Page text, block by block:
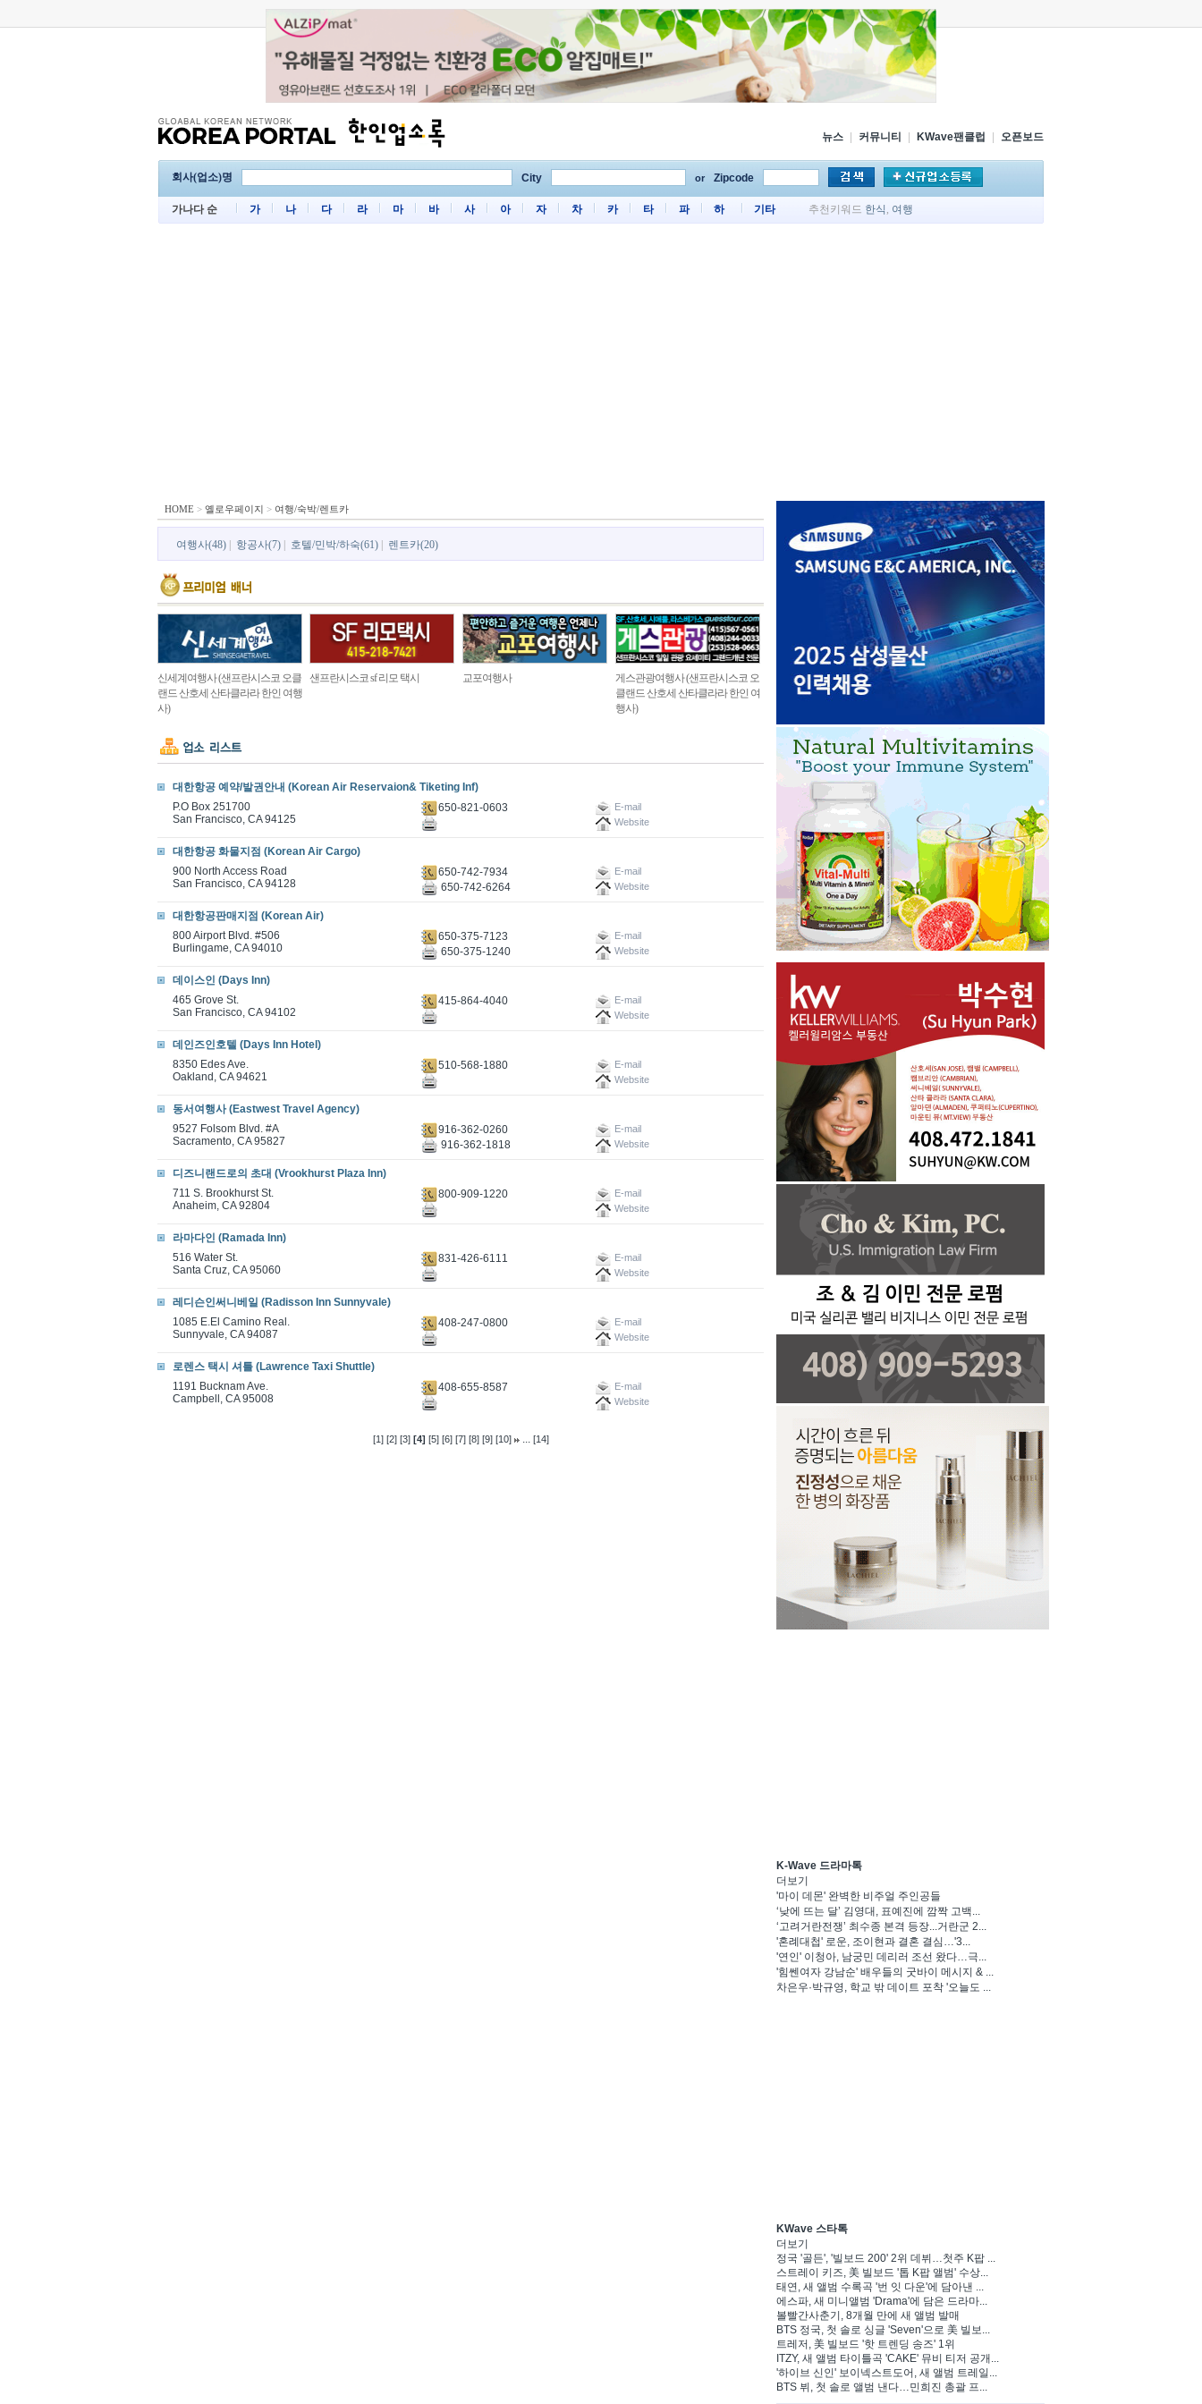
뉴스 커뮤니티 KWave팬클럽 오픈보드
회사(업소)명 City or Zipcode
가나다 순 가 나 다 라 마 바 사 아 자 차 카 타 파 하 기타 추천키워드 한식 , 여행
HOME > 옐로우페이지 > 여행/숙박/렌트카
여행사(48) 항공사(7) 호텔/민박/하숙(61) 렌트카(20)
신세계여행사 (샌프란시스코 오클
랜드 산호세 산타클라라 한인 여행
사)
샌프란시스코 sf 리모 택시 교포여행사
게스관광여행사 (샌프란시스코 오
클랜드 산호세 산타클라라 한인 여
행사)
대한항공 예약/발권안내 (Korean Air Reservaion& Tiketing Inf)
P.O Box 251700
San Francisco, CA 94125
650-821-0603
E-mail
Website
대한항공 화물지점 (Korean Air Cargo)
900 North Access Road
San Francisco, CA 94128
650-742-7934 E-mail
650-742-6264 Website
대한항공판매지점 (Korean Air)
800 Airport Blvd. #506
Burlingame, CA 94010
650-375-7123 E-mail
650-375-1240 Website
데이스인 (Days Inn)
465 Grove St.
San Francisco, CA 94102
415-864-4040
E-mail
Website
데인즈인호텔 (Days Inn Hotel)
8350 Edes Ave.
Oakland, CA 94621
510-568-1880
E-mail
Website
동서여행사 (Eastwest Travel Agency)
9527 Folsom Blvd. #A
Sacramento, CA 95827
916-362-0260 E-mail
916-362-1818 Website
디즈니랜드로의 초대 (Vrookhurst Plaza Inn)
711 S. Brookhurst St.
Anaheim, CA 92804
800-909-1220
E-mail
Website
라마다인 (Ramada Inn)
516 Water St.
Santa Cruz, CA 95060
831-426-6111
E-mail
Website
레디슨인써니베일 (Radisson Inn Sunnyvale)
1085 E.El Camino Real.
Sunnyvale, CA 94087
408-247-0800
E-mail
Website
로렌스 택시 셔틀 (Lawrence Taxi Shuttle)
1191 Bucknam Ave.
Campbell, CA 95008
408-655-8587
E-mail
Website
[1] [2] [3] [4] [5] [6] [7] [8] [9] [10] ... [14]
K-Wave 드라마톡
더보기
'마이 데몬' 완벽한 비주얼 주인공들
‘낮에 뜨는 달’ 김영대, 표예진에 깜짝 고백...
‘고려거란전쟁’ 최수종 본격 등장...거란군 2...
'혼례대첩' 로운, 조이현과 결혼 결심…'3...
'연인' 이청아, 남궁민 데리러 조선 왔다…극...
'힘쎈여자 강남순' 배우들의 굿바이 메시지 & ...
차은우·박규영, 학교 밖 데이트 포착 '오늘도 ...
KWave 스타톡
더보기
정국 '골든', '빌보드 200' 2위 데뷔…첫주 K팝 ...
스트레이 키즈, 美 빌보드 '톱 K팝 앨범' 수상...
태연, 새 앨범 수록곡 '번 잇 다운'에 담아낸 ...
에스파, 새 미니앨범 'Drama'에 담은 드라마...
볼빨간사춘기, 8개월 만에 새 앨범 발매
BTS 정국, 첫 솔로 싱글 'Seven'으로 美 빌보...
트레저, 美 빌보드 '핫 트렌딩 송즈' 1위
ITZY, 새 앨범 타이틀곡 'CAKE' 뮤비 티저 공개...
'하이브 신인' 보이넥스트도어, 새 앨범 트레일...
BTS 뷔, 첫 솔로 앨범 낸다…민희진 총괄 프...